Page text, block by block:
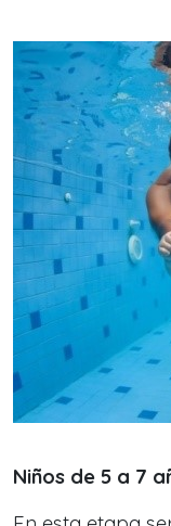
Niños de 5 a 7